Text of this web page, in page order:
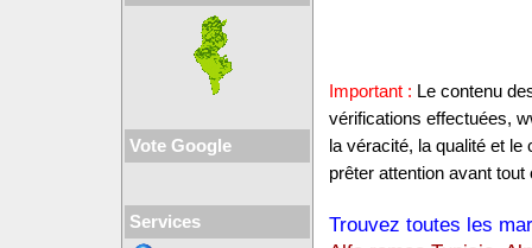
Vote Google
Services
Important : Le contenu
vérifications effectuées,
la véracité, la qualité et
prêter attention avant tout
Trouvez toutes les